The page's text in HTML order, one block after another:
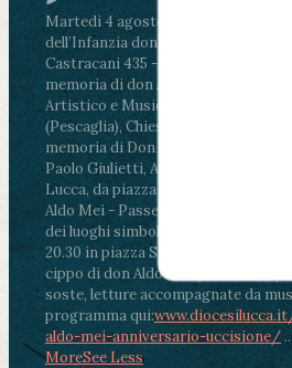
Martedì 4 agosto2026
ore 11:30 -
dell’Infanzia don Aldo Mei - Viale
Castracani 435 - Inaugurazione
memoria di don Aldo Mei curato
Artistico e Musicale “Passaglia”
(Pescaglia), Chiesa parrocchiale -
memoria di Don Aldo Mei celebrata
Paolo Giulietti, Arcivescovo di Lucca
Lucca, da piazza San Michele al
Aldo Mei - Passeggiata della
dei luoghi simbolo della città. Ritrovo
20.30 in piazza San Michele con
cippo di don Aldo Mei (Porta Elisa).
soste, letture accompagnate da
programma qui:
aldo-mei-anniversario-uccisione/ ...
MoreSee Less